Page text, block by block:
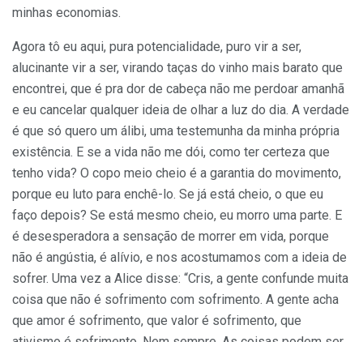
minhas economias.
Agora tô eu aqui, pura potencialidade, puro vir a ser,
alucinante vir a ser, virando taças do vinho mais barato que
encontrei, que é pra dor de cabeça não me perdoar amanhã
e eu cancelar qualquer ideia de olhar a luz do dia. A verdade
é que só quero um álibi, uma testemunha da minha própria
existência. E se a vida não me dói, como ter certeza que
tenho vida? O copo meio cheio é a garantia do movimento,
porque eu luto para enchê-lo. Se já está cheio, o que eu
faço depois? Se está mesmo cheio, eu morro uma parte. E
é desesperadora a sensação de morrer em vida, porque
não é angústia, é alívio, e nos acostumamos com a ideia de
sofrer. Uma vez a Alice disse: “Cris, a gente confunde muita
coisa que não é sofrimento com sofrimento. A gente acha
que amor é sofrimento, que valor é sofrimento, que